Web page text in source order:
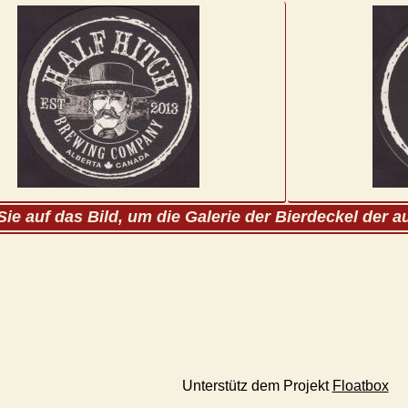
auf das Bild, um die Galerie der Bierdeckel der
Unterstütz dem Projekt Floatbox